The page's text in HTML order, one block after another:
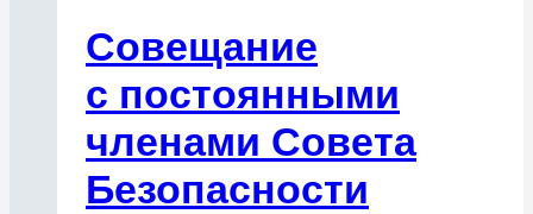
Совещание
с постоянными
членами Совета
Безопасности